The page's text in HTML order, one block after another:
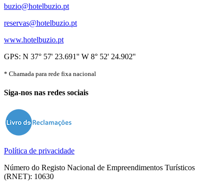
buzio@hotelbuzio.pt
reservas@hotelbuzio.pt
www.hotelbuzio.pt
GPS: N 37° 57' 23.691'' W 8° 52' 24.902''
* Chamada para rede fixa nacional
Siga-nos nas redes sociais
Política de privacidade
Número do Registo Nacional de Empreendimentos Turísticos
(RNET): 10630